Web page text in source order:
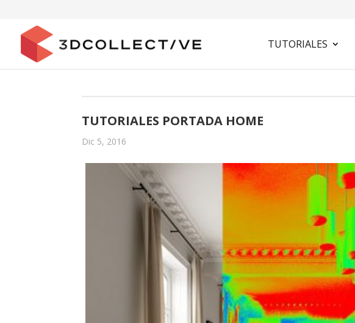
TUTORIALES
TUTORIALES PORTADA HOME
Dic 5, 2016